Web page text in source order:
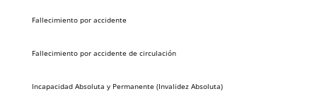
Fallecimiento por accidente
Fallecimiento por accidente de circulación
Incapacidad Absoluta y Permanente (Invalidez Absoluta)